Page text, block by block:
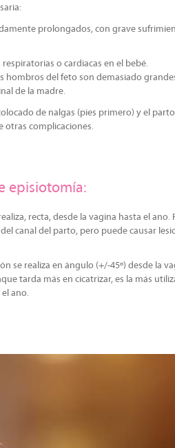
prolongados, con grave
o cardiacas en el bebé.
hombros del feto son demasiado
de la madre.
de nalgas (pies primero) y el
otras complicaciones.
episiotomía:
recta, desde la vagina hasta el ano.
canal del parto, pero puede causar
se realiza en ángulo (+/-45º) desde la
tarda más en cicatrizar, es la más
ano.